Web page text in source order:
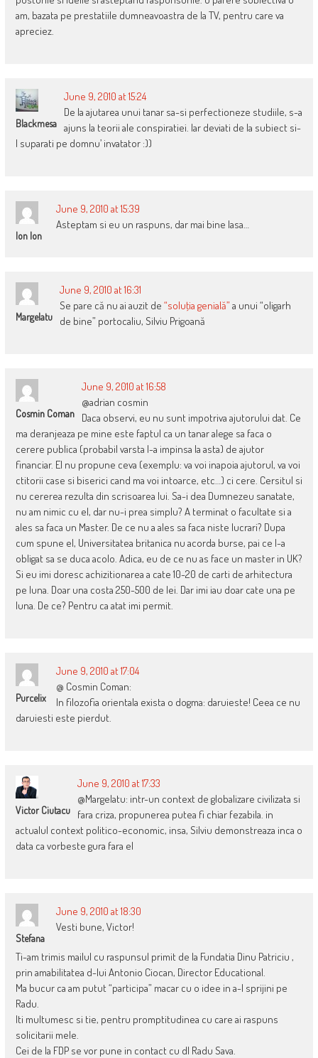
am, bazata pe prestatiile dumneavoastra de la TV, pentru care va
apreciez.
Blackmesa
June 9, 2010 at 15:24
De la ajutarea unui tanar sa-si perfectioneze studiile, s-a
ajuns la teorii ale conspiratiei. Iar deviati de la subiect si-
l suparati pe domnu’ invatator :))
Ion Ion
June 9, 2010 at 15:39
Asteptam si eu un raspuns, dar mai bine lasa…
Margelatu
June 9, 2010 at 16:31
Se pare că nu ai auzit de “soluţia genială” a unui “oligarh
de bine” portocaliu, Silviu Prigoană
Cosmin Coman
June 9, 2010 at 16:58
@adrian cosmin
Daca observi, eu nu sunt impotriva ajutorului dat. Ce
ma deranjeaza pe mine este faptul ca un tanar alege sa faca o
cerere publica (probabil varsta l-a impinsa la asta) de ajutor
financiar. El nu propune ceva (exemplu: va voi inapoia ajutorul, va voi
ctitorii case si biserici cand ma voi intoarce, etc…) ci cere. Cersitul si
nu cererea rezulta din scrisoarea lui. Sa-i dea Dumnezeu sanatate,
nu am nimic cu el, dar nu-i prea simplu? A terminat o facultate si a
ales sa faca un Master. De ce nu a ales sa faca niste lucrari? Dupa
cum spune el, Universitatea britanica nu acorda burse, pai ce l-a
obligat sa se duca acolo. Adica, eu de ce nu as face un master in UK?
Si eu imi doresc achizitionarea a cate 10-20 de carti de arhitectura
pe luna. Doar una costa 250-500 de lei. Dar imi iau doar cate una pe
luna. De ce? Pentru ca atat imi permit.
Purcelix
June 9, 2010 at 17:04
@ Cosmin Coman:
In filozofia orientala exista o dogma: daruieste! Ceea ce nu
daruiesti este pierdut.
Victor Ciutacu
June 9, 2010 at 17:33
@Margelatu: intr-un context de globalizare civilizata si
fara criza, propunerea putea fi chiar fezabila. in
actualul context politico-economic, insa, Silviu demonstreaza inca o
data ca vorbeste gura fara el
Stefana
June 9, 2010 at 18:30
Vesti bune, Victor!
Ti-am trimis mailul cu raspunsul primit de la Fundatia Dinu Patriciu ,
prin amabilitatea d-lui Antonio Ciocan, Director Educational.
Ma bucur ca am putut “participa” macar cu o idee in a-l sprijini pe
Radu.
Iti multumesc si tie, pentru promptitudinea cu care ai raspuns
solicitarii mele.
Cei de la FDP se vor pune in contact cu dl Radu Sava.